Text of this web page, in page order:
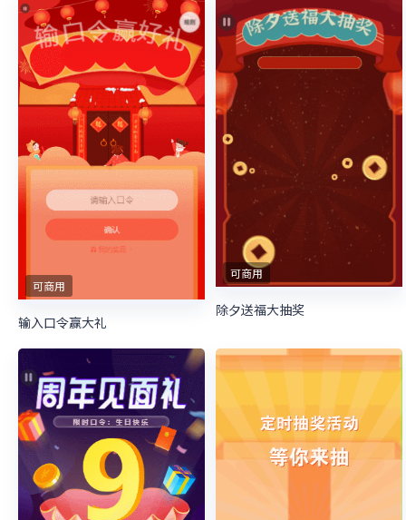
可商用
输入口令赢大礼
可商用
除夕送福大抽奖